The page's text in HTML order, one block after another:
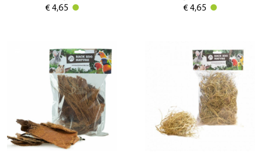
€ 4,65
€ 4,65